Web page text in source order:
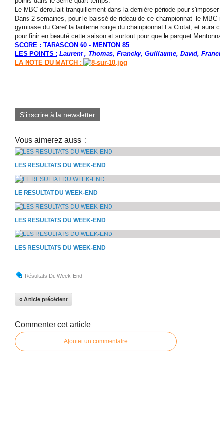
Le MBC déroulait tranquillement dans la dernière période pour
Dans 2 semaines, pour le baissé de rideau de ce championnat, le
gymnase du Careï la lanterne rouge du championnat La Ciotat, et aura
pour finir en beauté cette saison et surtout pour que le parquet
SCORE : TARASCON 60 - MENTON 85
LES POINTS : Laurent , Thomas, Francky, Guillaume, David,
LA NOTE DU MATCH :
S'inscrire à la newsletter
Vous aimerez aussi :
LES RESULTATS DU WEEK-END
LE RESULTAT DU WEEK-END
LES RESULTATS DU WEEK-END
LES RESULTATS DU WEEK-END
Résultats Du Week-End
« Article précédent
Commenter cet article
Ajouter un commentaire